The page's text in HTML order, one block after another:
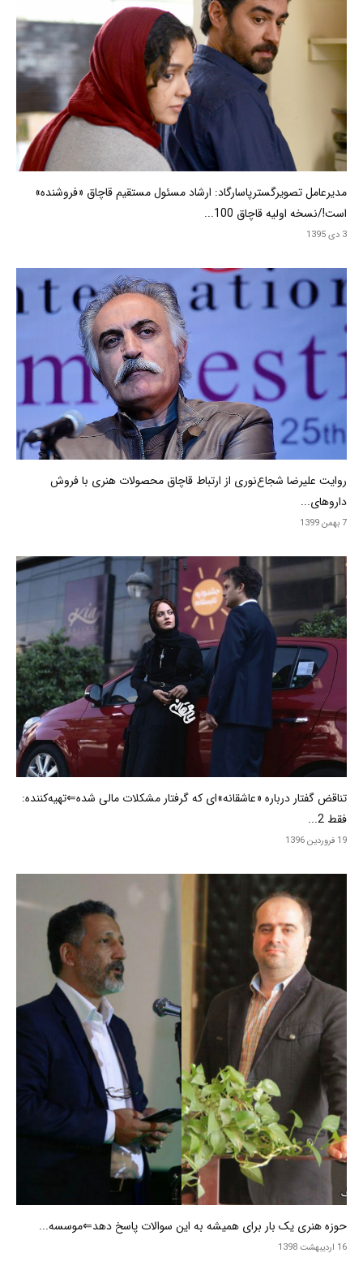
مدیرعامل تصویرگسترپاسارگاد: ارشاد مسئول مستقیم قاچاق «فروشنده»
است!/نسخه اولیه قاچاق 100...
3 دی 1395
روایت علیرضا شجاع‌نوری از ارتباط قاچاق محصولات هنری با فروش
داروهای...
7 بهمن 1399
تناقض گفتار درباره «عاشقانه»ای که گرفتار مشکلات مالی شده⇐تهیه‌کننده:
فقط 2...
19 فروردین 1396
حوزه هنری یک بار برای همیشه به این سوالات پاسخ دهد⇐موسسه...
16 اردیبهشت 1398